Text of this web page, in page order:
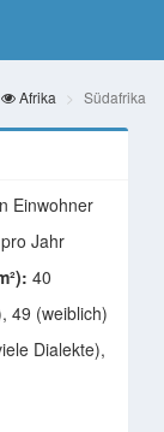
Afrika Südafrika
Einwohner
Jahr
40
49 (weiblich)
Dialekte),